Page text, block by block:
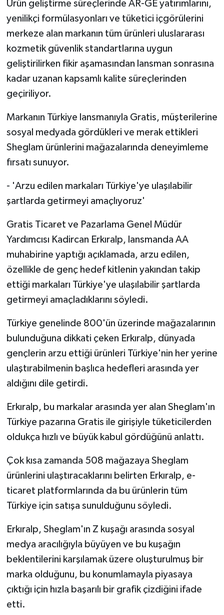
Ürün geliştirme süreçlerinde AR-GE yatırımlarını,
yenilikçi formülasyonları ve tüketici içgörülerini
merkeze alan markanın tüm ürünleri uluslararası
kozmetik güvenlik standartlarına uygun
geliştirilirken fikir aşamasından lansman sonrasına
kadar uzanan kapsamlı kalite süreçlerinden
geçiriliyor.
Markanın Türkiye lansmanıyla Gratis, müşterilerine
sosyal medyada gördükleri ve merak ettikleri
Sheglam ürünlerini mağazalarında deneyimleme
fırsatı sunuyor.
- 'Arzu edilen markaları Türkiye'ye ulaşılabilir
şartlarda getirmeyi amaçlıyoruz'
Gratis Ticaret ve Pazarlama Genel Müdür
Yardımcısı Kadircan Erkıralp, lansmanda AA
muhabirine yaptığı açıklamada, arzu edilen,
özellikle de genç hedef kitlenin yakından takip
ettiği markaları Türkiye'ye ulaşılabilir şartlarda
getirmeyi amaçladıklarını söyledi.
Türkiye genelinde 800'ün üzerinde mağazalarının
bulunduğuna dikkati çeken Erkıralp, dünyada
gençlerin arzu ettiği ürünleri Türkiye'nin her yerine
ulaştırabilmenin başlıca hedefleri arasında yer
aldığını dile getirdi.
Erkıralp, bu markalar arasında yer alan Sheglam'ın
Türkiye pazarına Gratis ile girişiyle tüketicilerden
oldukça hızlı ve büyük kabul gördüğünü anlattı.
Çok kısa zamanda 508 mağazaya Sheglam
ürünlerini ulaştıracaklarını belirten Erkıralp, e-
ticaret platformlarında da bu ürünlerin tüm
Türkiye için satışa sunulduğunu söyledi.
Erkıralp, Sheglam'ın Z kuşağı arasında sosyal
medya aracılığıyla büyüyen ve bu kuşağın
beklentilerini karşılamak üzere oluşturulmuş bir
marka olduğunu, bu konumlamayla piyasaya
çıktığı için hızla başarılı bir grafik çizdiğini ifade
etti.